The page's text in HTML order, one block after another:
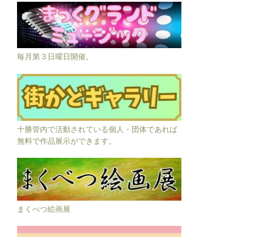
毎月第３日曜日開催。
十勝管内で活動されている個人・団体であれば
無料で作品展示ができます。
まくべつ絵画展